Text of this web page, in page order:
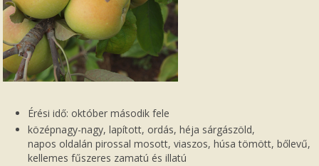
Érési idő: október második fele
középnagy-nagy, lapított, ordás, héja sárgászöld,
napos oldalán pirossal mosott, viaszos, húsa tömött, bőlevű,
kellemes fűszeres zamatú és illatú